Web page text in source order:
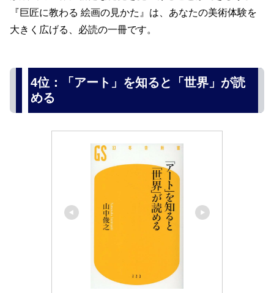
『巨匠に教わる 絵画の見かた』は、あなたの美術体験を
大きく広げる、必読の一冊です。
4位：「アート」を知ると「世界」が読
める